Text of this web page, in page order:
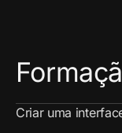
Criar uma